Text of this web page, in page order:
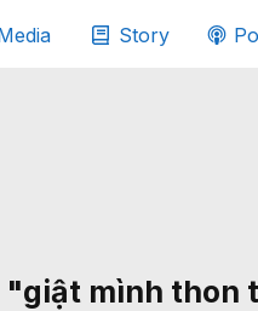
Story
"giật mình thon